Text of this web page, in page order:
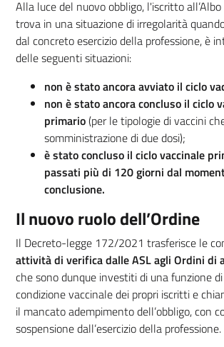
Alla luce del nuovo obbligo, l'iscritto
trova in una situazione di irregolarità
dal concreto esercizio della professione, è
delle seguenti situazioni:
non è stato ancora avviato il ciclo
non è stato ancora concluso il ciclo
primario(per le tipologie di vaccini
somministrazione di due dosi);
è stato concluso il ciclo vaccinale
passati più di 120 giorni dal
conclusione.
Il nuovo ruolo dell’Ordine
Il Decreto-legge 172/2021 trasferisce le
attività di verifica dalle ASL agli Ordini di
che sono dunque investiti di una funzione
condizione vaccinale dei propri iscritti e
il mancato adempimento dell’obbligo, con
sospensione dall’esercizio della professione.